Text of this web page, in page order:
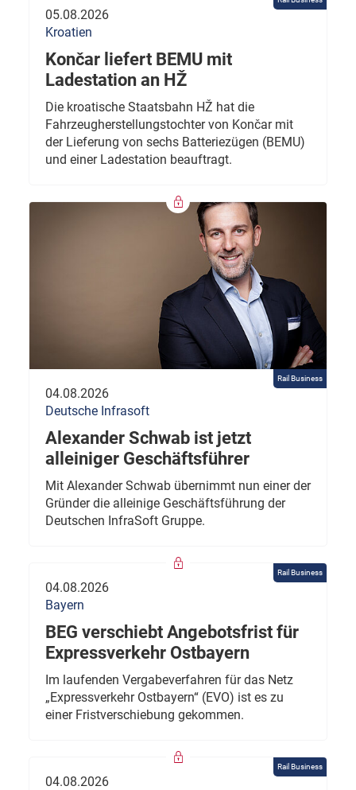
05.08.2026
Kroatien
Končar liefert BEMU mit
Ladestation an HŽ
Die kroatische Staatsbahn HŽ hat die
Fahrzeugherstellungstochter von Končar mit
der Lieferung von sechs Batteriezügen (BEMU)
und einer Ladestation beauftragt.
Rail Business
04.08.2026
Deutsche Infrasoft
Alexander Schwab ist jetzt
alleiniger Geschäftsführer
Mit Alexander Schwab übernimmt nun einer der
Gründer die alleinige Geschäftsführung der
Deutschen InfraSoft Gruppe.
Rail Business
04.08.2026
Bayern
BEG verschiebt Angebotsfrist für
Expressverkehr Ostbayern
Im laufenden Vergabeverfahren für das Netz
„Expressverkehr Ostbayern“ (EVO) ist es zu
einer Fristverschiebung gekommen.
Rail Business
04.08.2026